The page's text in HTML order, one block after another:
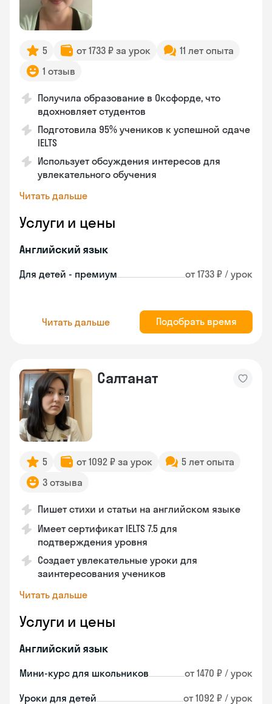
5 от 1733 ₽ за урок
11 лет опыта
1 отзыв
Получила образование в Оксфорде, что
вдохновляет студентов
Подготовила 95% учеников к успешной сдаче
IELTS
Использует обсуждения интересов для
увлекательного обучения
Читать дальше
Услуги и цены
Английский язык
Для детей - премиум от 1733 ₽ / урок
Читать дальше Подобрать время
Салтанат
5 от 1092 ₽ за урок
5 лет опыта
3 отзыва
Пишет стихи и статьи на английском языке
Имеет сертификат IELTS 7.5 для
подтверждения уровня
Создает увлекательные уроки для
заинтересования учеников
Читать дальше
Услуги и цены
Английский язык
Мини-курс для школьников от 1470 ₽ / урок
Уроки для детей от 1092 ₽ / урок